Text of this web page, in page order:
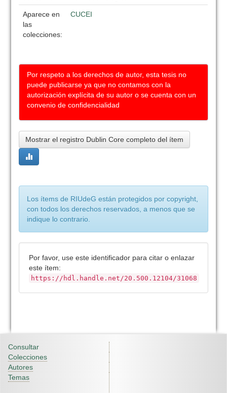
Aparece en
las
colecciones:
CUCEI
Por respeto a los derechos de autor, esta tesis no
puede publicarse ya que no contamos con la
autorización explícita de su autor o se cuenta con un
convenio de confidencialidad
Mostrar el registro Dublin Core completo del ítem
Los ítems de RIUdeG están protegidos por copyright,
con todos los derechos reservados, a menos que se
indique lo contrario.
Por favor, use este identificador para citar o enlazar
este ítem:
https://hdl.handle.net/20.500.12104/31068
Consultar
Colecciones
Autores
Temas